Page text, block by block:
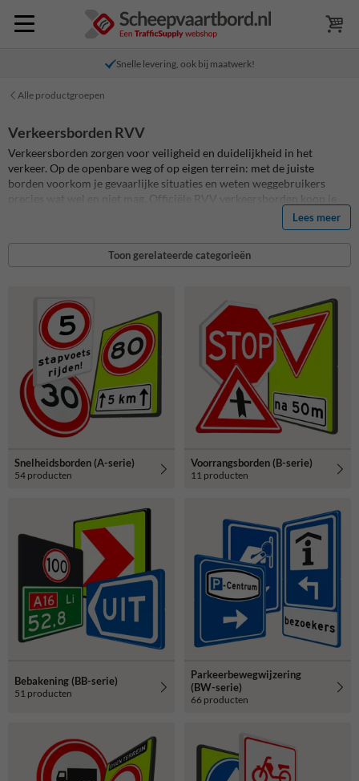
Snelle levering, ook bij maatwerk!
Alle productgroepen
Verkeersborden RVV
Verkeersborden zorgen voor veiligheid en duidelijkheid in het
verkeer. Op de openbare weg of op eigen terrein: met de juiste
borden voorkom je gevaarlijke situaties en weten weggebruikers
precies wat wel en niet mag. Officiële RVV verkeersborden koop je
assortiment of ontwerp je eigen bord. Binnen 1-2 werkdagen
geleverd. Verkeersborden voor prive of eigen terrein nodig? Bekijk
eigen terrein bordenofparkeerborden!
Lees meer
Toon gerelateerde categorieën
Snelheidsborden (A-serie)
54 producten
Voorrangsborden (B-serie)
11 producten
Bebakening (BB-serie)
51 producten
Parkeerbewegwijzering
(BW-serie)
66 producten